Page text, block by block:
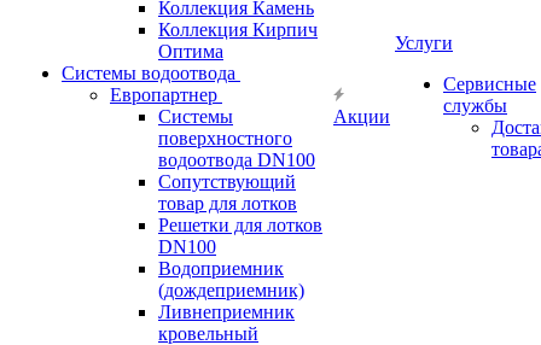
Кол​лекция Камень
Коллекция Кирпич
Оптима
Системы водоотвода
Европартнер
Системы
поверхностного
водоотвода DN100
Сопутствующий
товар для лотков
Решетки для лотков
DN100
Водоприемник
(дождеприемник)
Ливнеприемник
кровельный
Акции
Услуги
Сервисные
службы